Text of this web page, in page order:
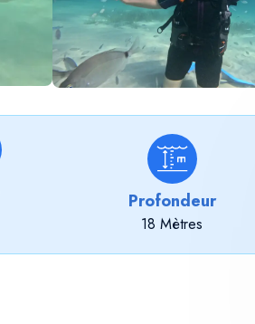
Profondeur
18 Mètres